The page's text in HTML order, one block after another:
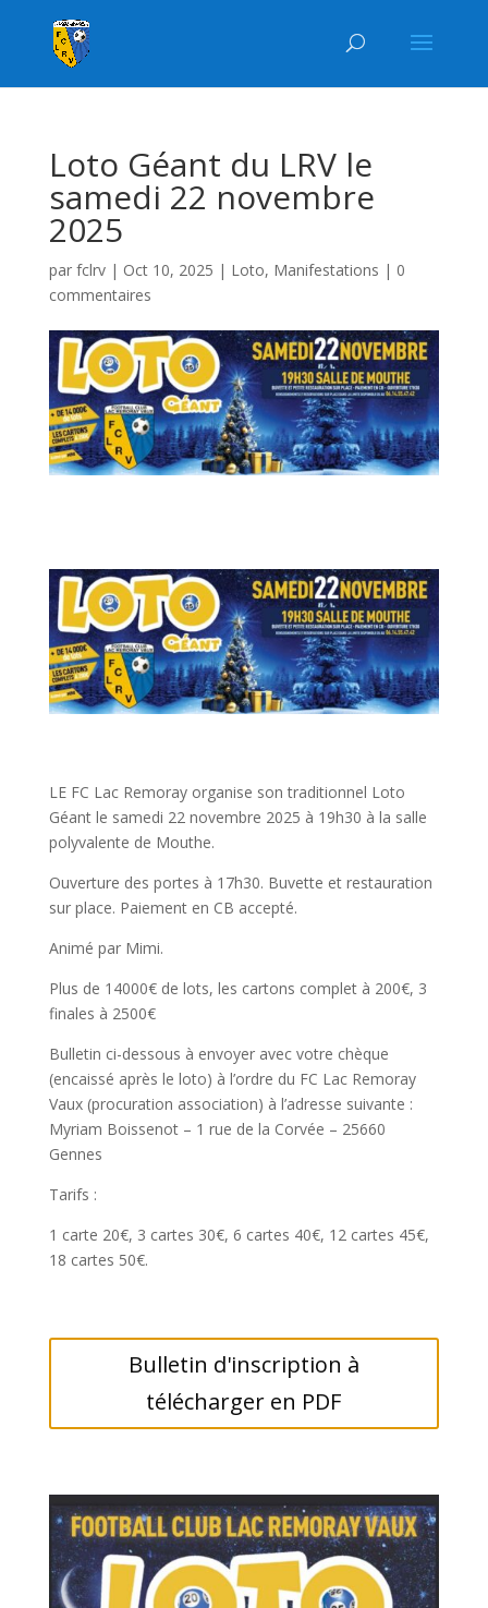
Loto Géant du LRV le
samedi 22 novembre
2025
par fclrv| Oct 10, 2025 | Loto, Manifestations | 0
commentaires
LE FC Lac Remoray organise son traditionnel Loto
Géant le samedi 22 novembre 2025 à 19h30 à la salle
polyvalente de Mouthe.
Ouverture des portes à 17h30. Buvette et restauration
sur place. Paiement en CB accepté.
Animé par Mimi.
Plus de 14000€ de lots, les cartons complet à 200€, 3
finales à 2500€
Bulletin ci-dessous à envoyer avec votre chèque
(encaissé après le loto) à l’ordre du FC Lac Remoray
Vaux (procuration association) à l’adresse suivante :
Myriam Boissenot – 1 rue de la Corvée – 25660
Gennes
Tarifs :
1 carte 20€, 3 cartes 30€, 6 cartes 40€, 12 cartes 45€,
18 cartes 50€.
Bulletin d'inscription à
télécharger en PDF